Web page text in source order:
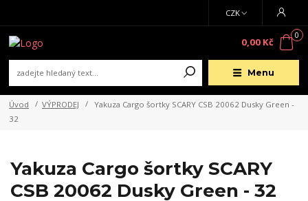
Menu
CZK
0
0,00 Kč
Úvod VÝPRODEJ
Yakuza Cargo šortky SCARY CSB 20062 Dusky Green -
32
Yakuza Cargo šortky SCARY
CSB 20062 Dusky Green - 32